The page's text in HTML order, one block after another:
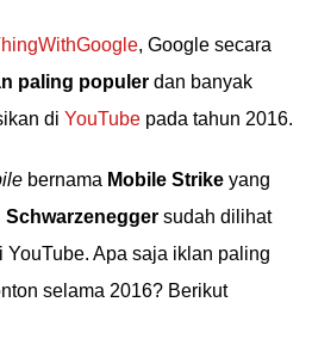
, Google secara
paling populer dan banyak
di YouTube pada tahun 2016.
bernama Mobile Strike yang
sudah dilihat
YouTube. Apa saja iklan paling
selama 2016? Berikut